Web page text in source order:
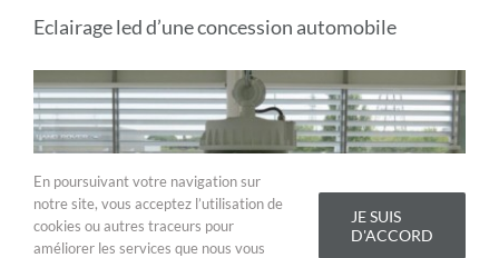
Eclairage led d’une concession automobile
En poursuivant votre navigation sur
notre site, vous acceptez l’utilisation de
cookies ou autres traceurs pour
améliorer les services que nous vous
JE SUIS
D'ACCORD